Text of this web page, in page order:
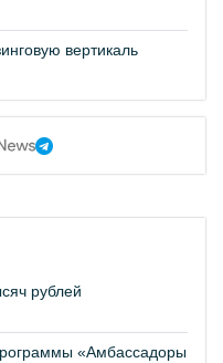
вертикаль
рублей
«Амбассадоры